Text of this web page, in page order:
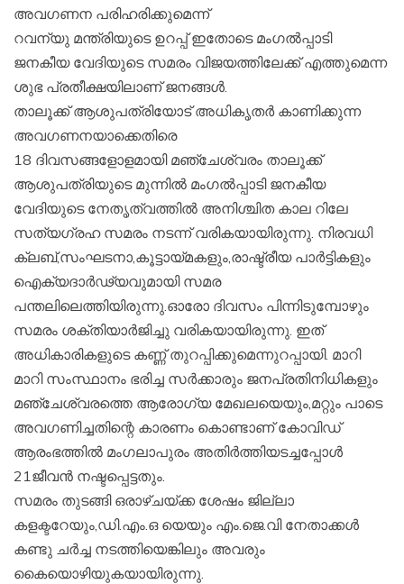
അവഗണന പരിഹരിക്കുമെന്ന്
റവന്യു മന്ത്രിയുടെ ഉറപ്പ് ഇതോടെ മംഗൽപ്പാടി
ജനകീയ വേദിയുടെ സമരം വിജയത്തിലേക്ക് എത്തുമെന്ന
ശുഭ പ്രതീക്ഷയിലാണ് ജനങ്ങൾ.
താലൂക്ക് ആശുപത്രിയോട് അധികൃതർ കാണിക്കുന്ന
അവഗണനയാക്കെതിരെ
18 ദിവസങ്ങളോളമായി മഞ്ചേശ്വരം താലൂക്ക്
ആശുപത്രിയുടെ മുന്നിൽ മംഗൽപ്പാടി ജനകീയ
വേദിയുടെ നേതൃത്വത്തിൽ അനിശ്ചിത കാല റിലേ
സത്യഗ്രഹ സമരം നടന്ന് വരികയായിരുന്നു. നിരവധി
ക്ലബ്,സംഘടനാ,കൂട്ടായ്മകളും,രാഷ്ട്രീയ പാർട്ടികളും
ഐക്യദാർഢ്യവുമായി സമര
പന്തലിലെത്തിയിരുന്നു.ഓരോ ദിവസം പിന്നിടുമ്പോഴും
സമരം ശക്തിയാർജിച്ചു വരികയായിരുന്നു. ഇത്
അധികാരികളുടെ കണ്ണ് തുറപ്പിക്കുമെന്നുറപ്പായി. മാറി
മാറി സംസ്ഥാനം ഭരിച്ച സർക്കാരും ജനപ്രതിനിധികളും
മഞ്ചേശ്വരത്തെ ആരോഗ്യ മേഖലയെയും,മറ്റും പാടെ
അവഗണിച്ചതിന്റെ കാരണം കൊണ്ടാണ് കോവിഡ്
ആരംഭത്തിൽ മംഗലാപുരം അതിർത്തിയടച്ചപ്പോൾ
21ജീവൻ നഷ്ടപ്പെട്ടതും.
സമരം തുടങ്ങി ഒരാഴ്ചയ്ക്ക ശേഷം ജില്ലാ
കളക്ടറേയും,ഡി.എം.ഒ യെയും എം.ജെ.വി നേതാക്കൾ
കണ്ടു ചർച്ച നടത്തിയെങ്കിലും അവരും
കൈയൊഴിയുകയായിരുന്നു.